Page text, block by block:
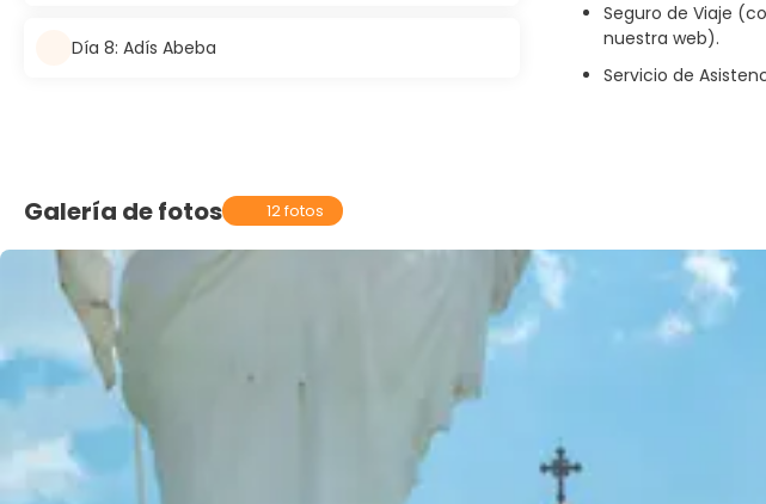
Día 8: Adís Abeba
Seguro de Viaje
nuestra web).
Servicio de
Galería de fotos 12 fotos